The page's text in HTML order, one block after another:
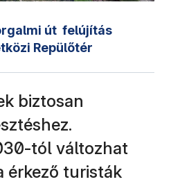
út felújítás
Repülőtér
biztosan
tól változhat
érkező turisták